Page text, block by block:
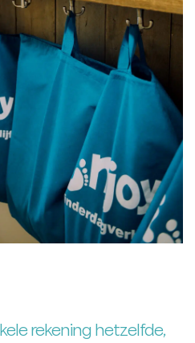
rekening hetzelfde,